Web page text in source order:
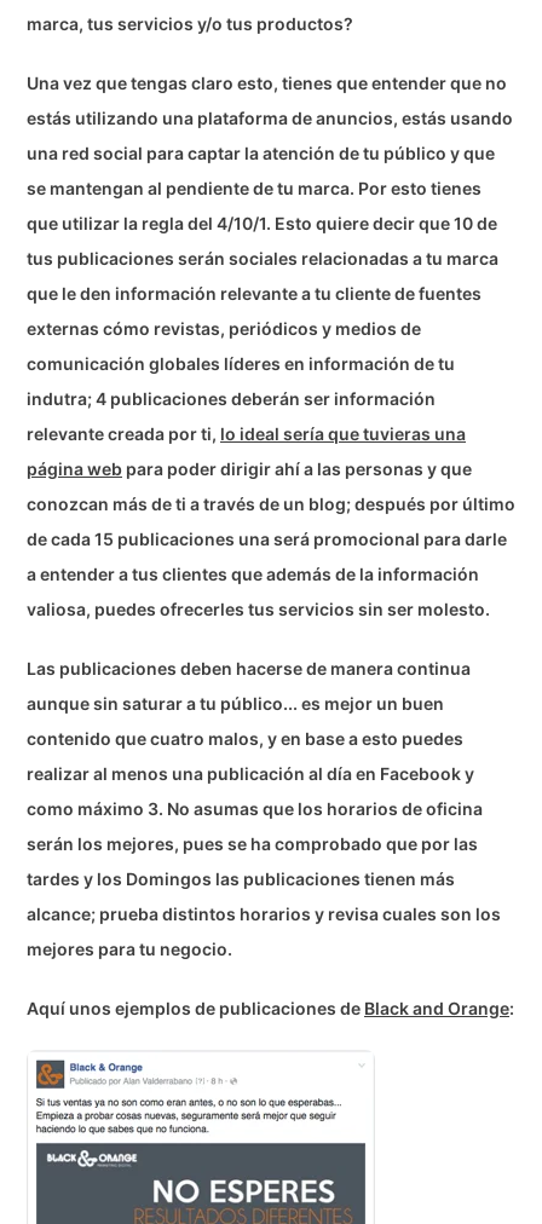
marca, tus servicios y/o tus productos?
Una vez que tengas claro esto, tienes que entender que no
estás utilizando una plataforma de anuncios, estás usando
una red social para captar la atención de tu público y que
se mantengan al pendiente de tu marca. Por esto tienes
que utilizar la regla del 4/10/1. Esto quiere decir que 10 de
tus publicaciones serán sociales relacionadas a tu marca
que le den información relevante a tu cliente de fuentes
externas cómo revistas, periódicos y medios de
comunicación globales líderes en información de tu
indutra; 4 publicaciones deberán ser información
relevante creada por ti, lo ideal sería que tuvieras una
página web para poder dirigir ahí a las personas y que
conozcan más de ti a través de un blog; después por último
de cada 15 publicaciones una será promocional para darle
a entender a tus clientes que además de la información
valiosa, puedes ofrecerles tus servicios sin ser molesto.
Las publicaciones deben hacerse de manera continua
aunque sin saturar a tu público... es mejor un buen
contenido que cuatro malos, y en base a esto puedes
realizar al menos una publicación al día en Facebook y
como máximo 3. No asumas que los horarios de oficina
serán los mejores, pues se ha comprobado que por las
tardes y los Domingos las publicaciones tienen más
alcance; prueba distintos horarios y revisa cuales son los
mejores para tu negocio.
Aquí unos ejemplos de publicaciones de Black and Orange: